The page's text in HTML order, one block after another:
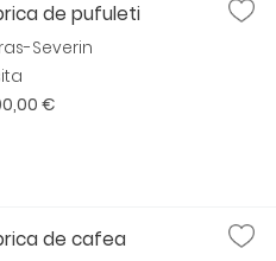
de pufuleti
Severin
€
de cafea